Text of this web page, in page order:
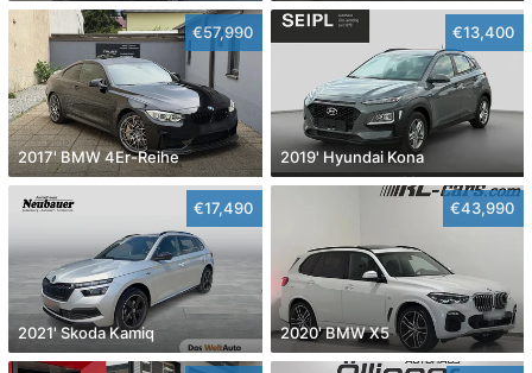
€57,990
2017' BMW 4Er-Reihe
€13,400
2019' Hyundai Kona
€17,490
2021' Skoda Kamiq
€43,990
2020' BMW X5